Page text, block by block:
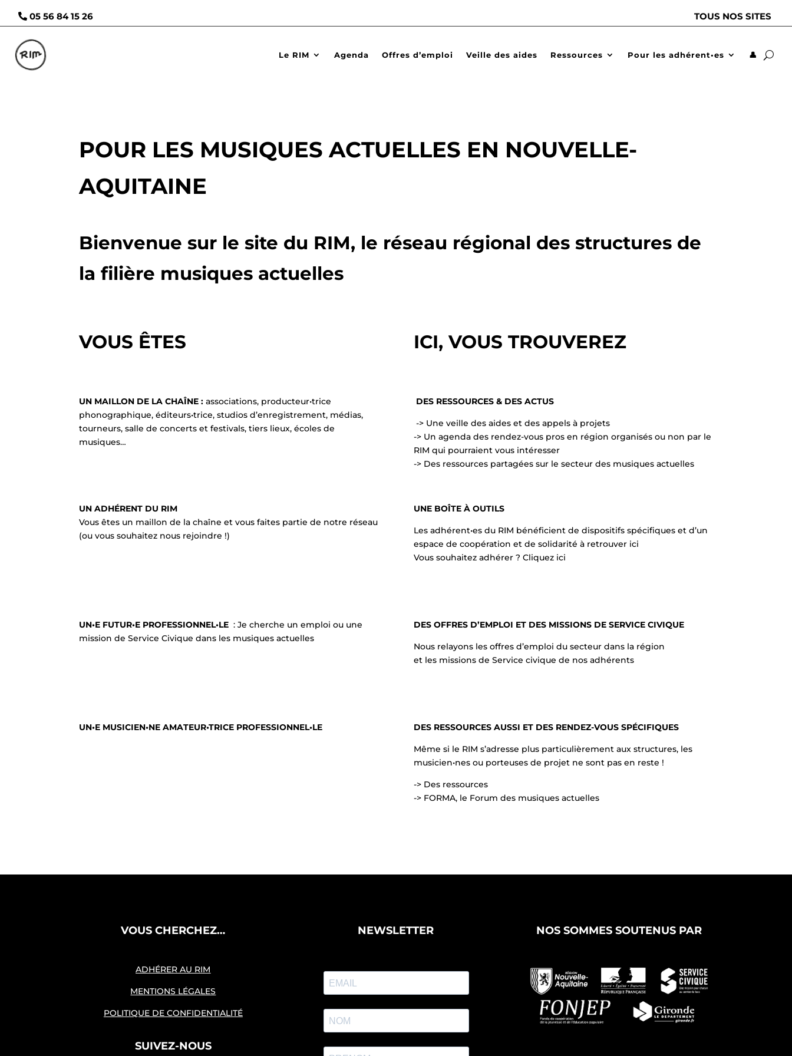
05 56 84 15 26 TOUS NOS SITES
Le RIM Agenda Offres d’emploi Veille des aides Ressources Pour les adhérent•es 👤
POUR LES MUSIQUES ACTUELLES EN NOUVELLE-
AQUITAINE
Bienvenue sur le site du RIM, le réseau régional des structures de
la filière musiques actuelles
VOUS ÊTES ICI, VOUS TROUVEREZ
UN MAILLON DE LA CHAÎNE : associations, producteur•trice
phonographique, éditeurs•trice, studios d’enregistrement, médias,
tourneurs, salle de concerts et festivals, tiers lieux, écoles de
musiques…
DES RESSOURCES & DES ACTUS
-> Une veille des aides et des appels à projets
-> Un agenda des rendez-vous pros en région organisés ou non par le
RIM qui pourraient vous intéresser
-> Des ressources partagées sur le secteur des musiques actuelles
UN ADHÉRENT DU RIM
Vous êtes un maillon de la chaîne et vous faites partie de notre réseau
(ou vous souhaitez nous rejoindre !)
UNE BOÎTE À OUTILS
Les adhérent•es du RIM bénéficient de dispositifs spécifiques et d’un
espace de coopération et de solidarité à retrouver ici
Vous souhaitez adhérer ? Cliquez ici
UN•E FUTUR•E PROFESSIONNEL•LE: Je cherche un emploi ou une
mission de Service Civique dans les musiques actuelles
DES OFFRES D’EMPLOI ET DES MISSIONS DE SERVICE CIVIQUE
Nous relayons les offres d’emploi du secteur dans la région
et les missions de Service civique de nos adhérents
UN•E MUSICIEN•NE AMATEUR•TRICE PROFESSIONNEL•LE DES RESSOURCES AUSSI ET DES RENDEZ-VOUS SPÉCIFIQUES
Même si le RIM s’adresse plus particulièrement aux structures, les
musicien•nes ou porteuses de projet ne sont pas en reste !
-> Des ressources
-> FORMA, le Forum des musiques actuelles
VOUS CHERCHEZ…
ADHÉRER AU RIM
MENTIONS LÉGALES
POLITIQUE DE CONFIDENTIALITÉ
SUIVEZ-NOUS
NEWSLETTER NOS SOMMES SOUTENUS PAR